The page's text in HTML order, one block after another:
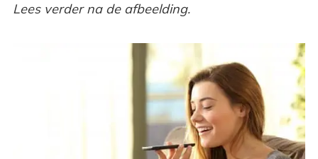
Google voice search
(main) Keywords versus long tail keywords
Google voice search inzetten
Wat zijn micro moments in relatie tot
Google voice search
Lees verder na de afbeelding.